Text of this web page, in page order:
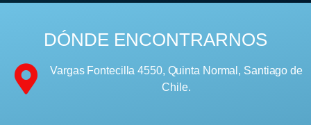
DÓNDE ENCONTRARNOS
Vargas Fontecilla 4550, Quinta Normal, Santiago de
Chile.